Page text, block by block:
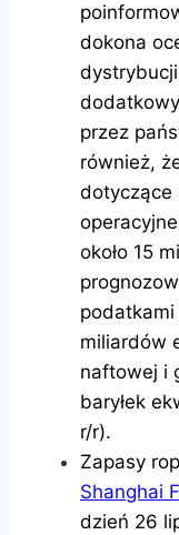
dokona
przez
również,
dotyczące
około 15
podatkami
miliardów
naftowej i
baryłek
r/r).
Zapasy
Shanghai
dzień 26